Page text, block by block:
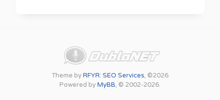
Theme byRFYR: SEO Services, ©2026
Powered byMyBB, © 2002-2026.